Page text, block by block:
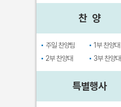
찬 양
주일 찬양팀
1부 찬양대
2부 찬양대
3부 찬양대
특별행사